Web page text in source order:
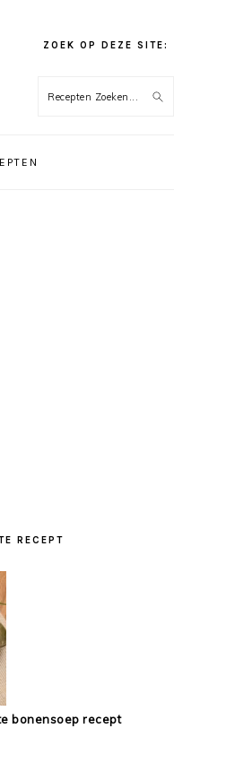
ZOEK OP DEZE SITE:
Recepten
RECEPT
bonensoep recept